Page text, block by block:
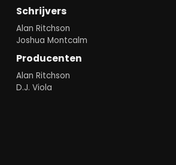
Schrijvers
Alan Ritchson
Joshua Montcalm
Producenten
Alan Ritchson
D.J. Viola